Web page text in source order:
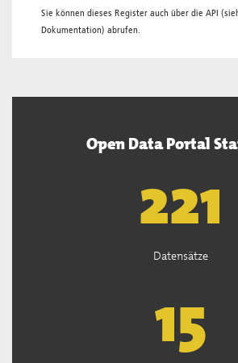
Sie können dieses Register auch über die API
Dokumentation) abrufen.
Open Data Portal
222
Datensätze
15